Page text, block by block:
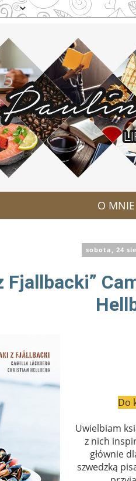
O
sobota, 24
Fjallbacki”
Do
Uwielbiam
z nich
głównie
szwedzką